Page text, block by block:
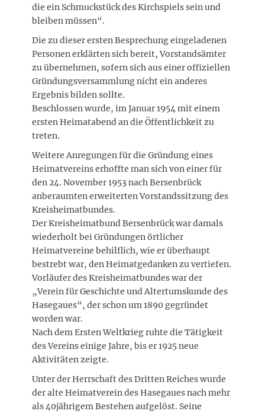
die ein Schmuckstück des Kirchspiels sein und
bleiben müssen“.
Die zu dieser ersten Besprechung eingeladenen
Personen erklärten sich bereit, Vorstandsämter
zu übernehmen, sofern sich aus einer offiziellen
Gründungsversammlung nicht ein anderes
Ergebnis bilden sollte.
Beschlossen wurde, im Januar 1954 mit einem
ersten Heimatabend an die Öffentlichkeit zu
treten.
Weitere Anregungen für die Gründung eines
Heimatvereins erhoffte man sich von einer für
den 24. November 1953 nach Bersenbrück
anberaumten erweiterten Vorstandssitzung des
Kreisheimatbundes.
Der Kreisheimatbund Bersenbrück war damals
wiederholt bei Gründungen örtlicher
Heimatvereine behilflich, wie er überhaupt
bestrebt war, den Heimatgedanken zu vertiefen.
Vorläufer des Kreisheimatbundes war der
„Verein für Geschichte und Altertumskunde des
Hasegaues“, der schon um 1890 gegründet
worden war.
Nach dem Ersten Weltkrieg ruhte die Tätigkeit
des Vereins einige Jahre, bis er 1925 neue
Aktivitäten zeigte.
Unter der Herrschaft des Dritten Reiches wurde
der alte Heimatverein des Hasegaues nach mehr
als 40jährigem Bestehen aufgelöst. Seine